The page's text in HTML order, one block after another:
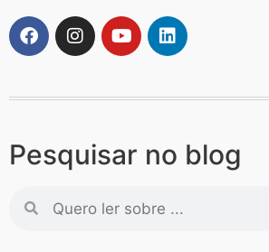
Pesquisar no blog